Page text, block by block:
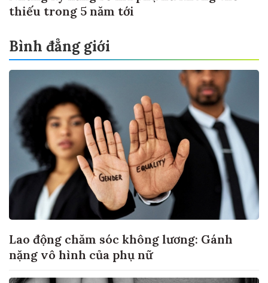
thiếu trong 5 năm tới
Bình đẳng giới
Lao động chăm sóc không lương: Gánh
nặng vô hình của phụ nữ